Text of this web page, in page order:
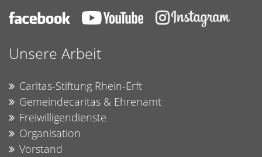
Unsere Arbeit
Caritas-Stiftung Rhein-Erft
Gemeindecaritas & Ehrenamt
Freiwilligendienste
Organisation
Vorstand